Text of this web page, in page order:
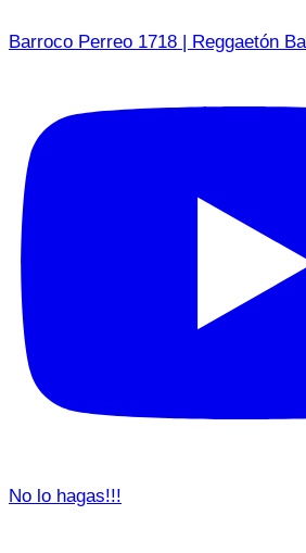
Barroco Perreo 1718 | Reggaetón
No lo hagas!!!